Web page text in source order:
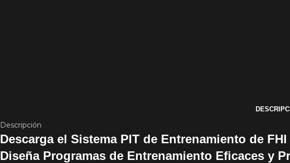
Descripción
Descarga el Sistema PIT de Entrenamiento de
Diseña Programas de Entrenamiento Eficaces y